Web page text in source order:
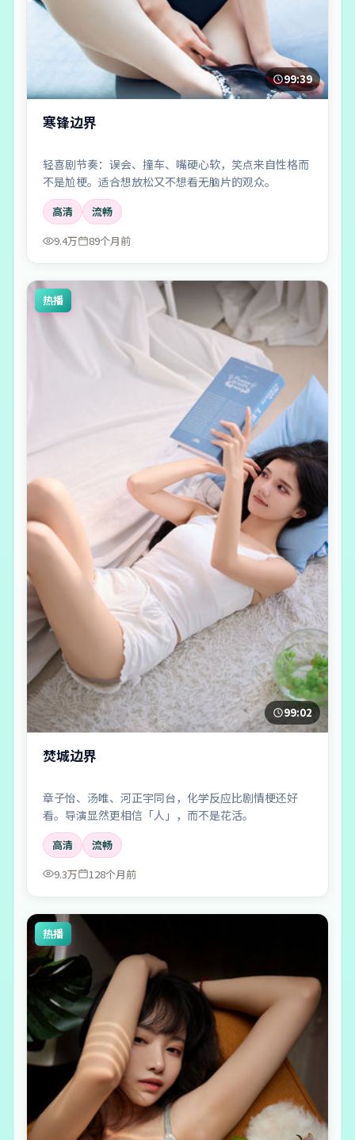
99:39
寒锋边界
轻喜剧节奏：误会、撞车、嘴硬心软，笑点来自性格而
不是尬梗。适合想放松又不想看无脑片的观众。
高清
流畅
9.4万
89个月前
热播
99:02
焚城边界
章子怡、汤唯、河正宇同台，化学反应比剧情梗还好
看。导演显然更相信「人」，而不是花活。
高清
流畅
9.3万
128个月前
热播